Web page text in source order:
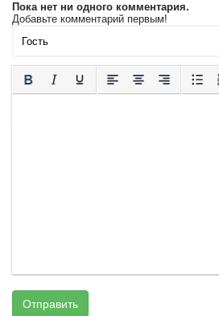
Пока нет ни одного комментария.
Добавьте комментарий первым!
Отправить